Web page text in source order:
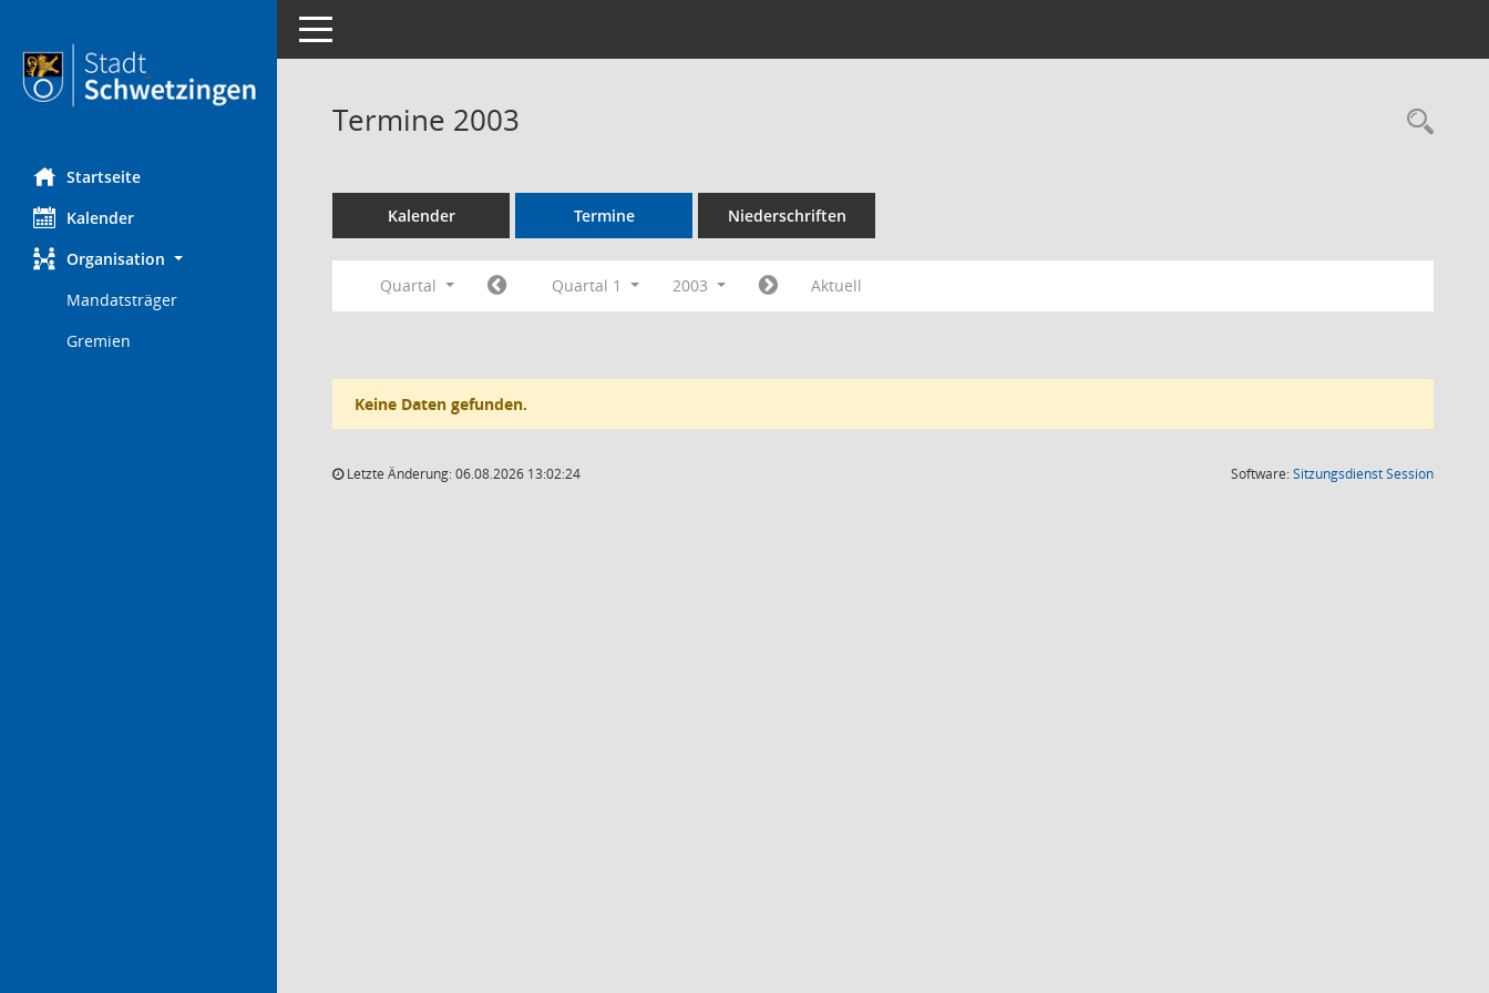
Startseite
Kalender
Organisation
Mandatsträger
Gremien
Toggle navigation
Termine 2003
Kalender Termine Niederschriften
Quartal Quartal 1 2003 Aktuell
Keine Daten gefunden.
Letzte Änderung: 06.08.2026 13:02:24 Software:SitzungsdienstSession(Wird in